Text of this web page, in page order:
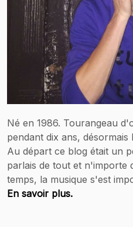
Né en 1986. Tourangeau
pendant dix ans, désormais
Au départ ce blog était un
parlais de tout et n'importe
temps, la musique s'est
En savoir plus.